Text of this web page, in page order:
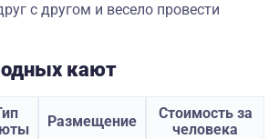
с другом и весело провести
кают
Размещение
Стоимость за
человека